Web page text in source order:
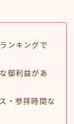
ンキングで
御利益があ
・参拝時間な